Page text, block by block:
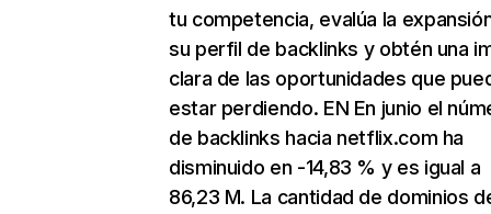
tu competencia, evalúa la
su perfil de backlinks y obtén una
clara de las oportunidades que
estar perdiendo. EN En junio el
de backlinks hacia netflix.com ha
disminuido en -14,83 % y es igual a
86,23 M. La cantidad de dominios